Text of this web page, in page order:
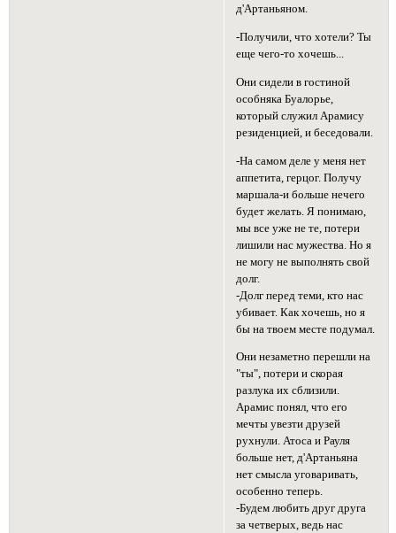
д'Артаньяном.
-Получили, что хотели? Ты
еще чего-то хочешь...
Они сидели в гостиной
особняка Буалорье,
который служил Арамису
резиденцией, и беседовали.
-На самом деле у меня нет
аппетита, герцог. Получу
маршала-и больше нечего
будет желать. Я понимаю,
мы все уже не те, потери
лишили нас мужества. Но я
не могу не выполнять свой
долг.
-Долг перед теми, кто нас
убивает. Как хочешь, но я
бы на твоем месте подумал.
Они незаметно перешли на
"ты", потери и скорая
разлука их сблизили.
Арамис понял, что его
мечты увезти друзей
рухнули. Атоса и Рауля
больше нет, д'Артаньяна
нет смысла уговаривать,
особенно теперь.
-Будем любить друг друга
за четверых, ведь нас